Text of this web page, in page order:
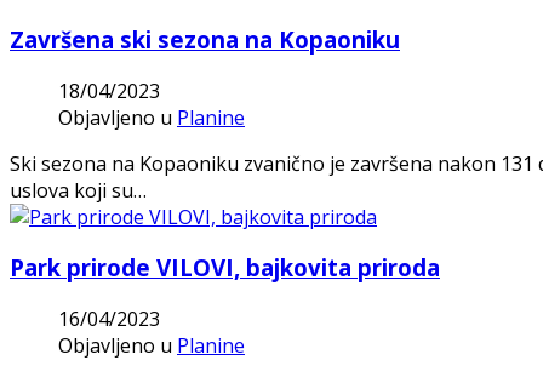
Završena ski sezona na Kopaoniku
18/04/2023
Objavljeno u Planine
Ski sezona na Kopaoniku zvanično je završena nakon
uslova koji su…
Park prirode VILOVI, bajkovita priroda
16/04/2023
Objavljeno u Planine